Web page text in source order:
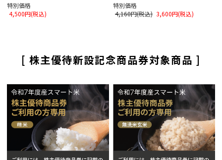
特別価格
4,500円(税込)
特別価格
4,160円(税込) 3,600円(税込)
[ 株主優待新設記念商品券対象商品 ]